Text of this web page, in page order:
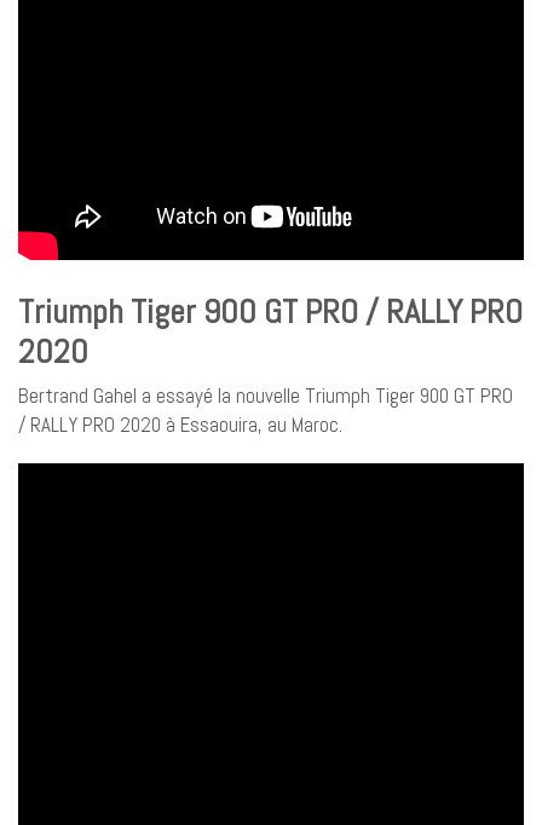
Triumph Tiger 900 GT PRO / RALLY PRO
2020
Bertrand Gahel a essayé la nouvelle Triumph Tiger 900 GT PRO
/ RALLY PRO 2020 à Essaouira, au Maroc.